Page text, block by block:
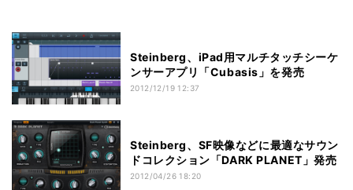
Steinberg、iPad用マルチタッチシーケ
ンサーアプリ「Cubasis」を発売
2012/12/19 12:37
Steinberg、SF映像などに最適なサウン
ドコレクション「DARK PLANET」発売
2012/04/26 18:20